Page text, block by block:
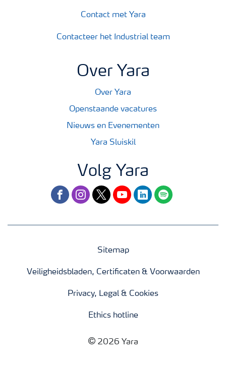
Contact met Yara
Contacteer het Industrial team
Over Yara
Over Yara
Openstaande vacatures
Nieuws en Evenementen
Yara Sluiskil
Volg Yara
facebookinstagram
twitteryoutubelinkedinspotify
Sitemap
Veiligheidsbladen, Certificaten & Voorwaarden
Privacy, Legal & Cookies
Ethics hotline
2026 Yara